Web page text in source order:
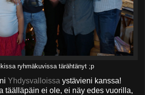
ryhmäkuvissa tärähtänyt ;p
Yhdysvalloissa ystävieni kanssa!
täälläpäin ei ole, ei näy edes vuorilla,